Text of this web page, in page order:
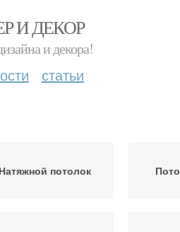
И ДЕКОР
и декора!
статьи
Натяжной потолок